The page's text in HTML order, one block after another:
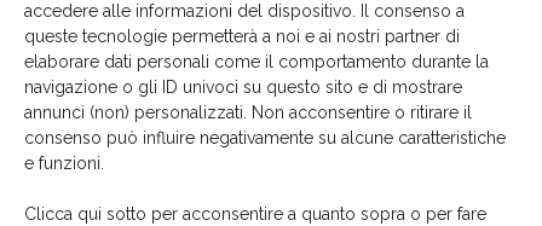
accedere alle informazioni del dispositivo. Il consenso a
queste tecnologie permetterà a noi e ai nostri partner di
elaborare dati personali come il comportamento durante la
navigazione o gli ID univoci su questo sito e di mostrare
annunci (non) personalizzati. Non acconsentire o ritirare il
consenso può influire negativamente su alcune caratteristiche
e funzioni.
Clicca qui sotto per acconsentire a quanto sopra o per fare
toccheranno i mercati più promettenti per lo sviluppo
dell’arredo italiano nel mondo”.
Aldo Cibic federlegnoarredo
Li Xiangning
Real Estate Design Forum